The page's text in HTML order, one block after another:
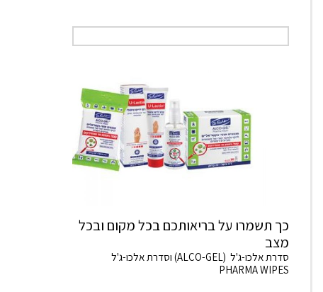
כך תשמרו על בריאותכם בכל מקום ובכל
מצב
סדרת אלכו-ג'ל (ALCO-GEL) וסדרת אלכו-ג'ל
PHARMA WIPES